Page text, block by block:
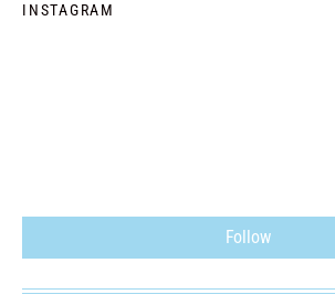
INSTAGRAM
Follow